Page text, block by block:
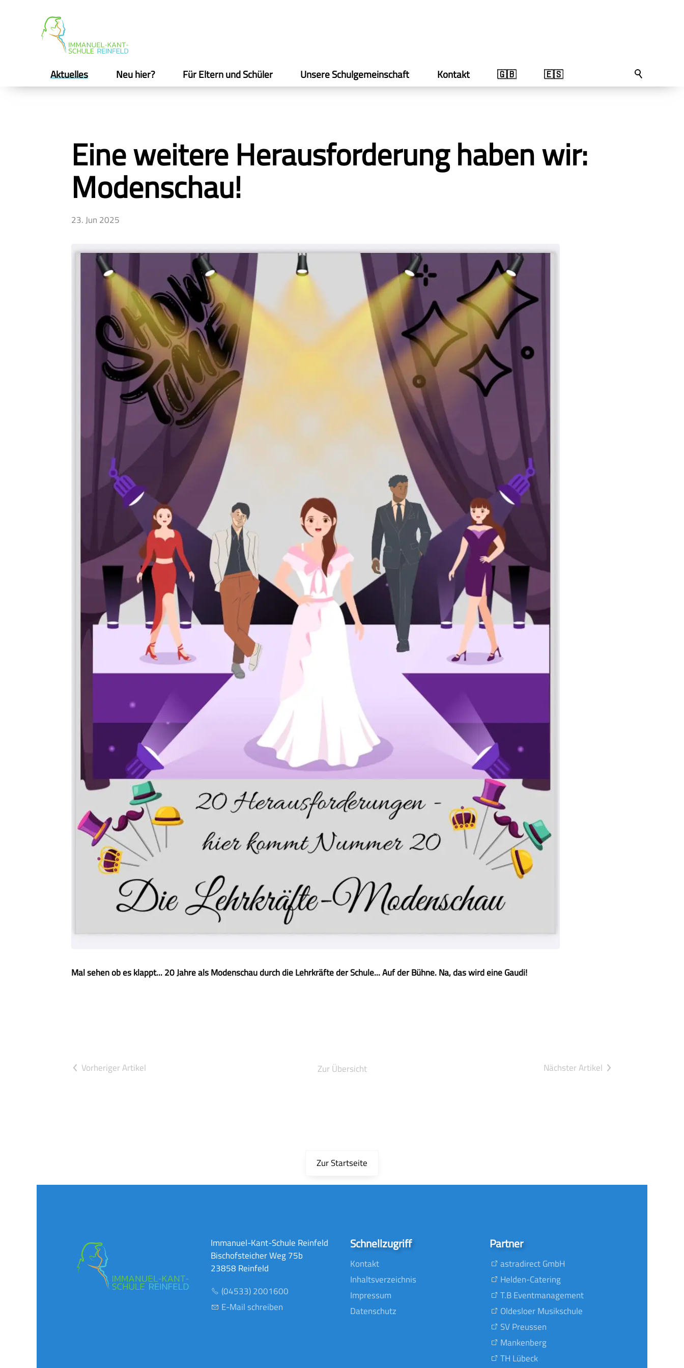
Aktuelles Neu hier? Für Eltern und Schüler Unsere Schulgemeinschaft Kontakt 🇬🇧 🇪🇸
Eine weitere Herausforderung haben wir:
Modenschau!
23. Jun 2025
Mal sehen ob es klappt... 20 Jahre als Modenschau durch die Lehrkräfte der Schule... Auf der Bühne. Na, das wird eine Gaudi!
Vorheriger Artikel Zur Übersicht Nächster Artikel
Zur Startseite
Immanuel-Kant-Schule Reinfeld
Bischofsteicher Weg 75b
23858 Reinfeld
(04533) 2001600
E-Mail schreiben
Schnellzugriff
Kontakt
Inhaltsverzeichnis
Impressum
Datenschutz
Partner
astradirect GmbH
Helden-Catering
T.B Eventmanagement
Oldesloer Musikschule
SV Preussen
Mankenberg
TH Lübeck